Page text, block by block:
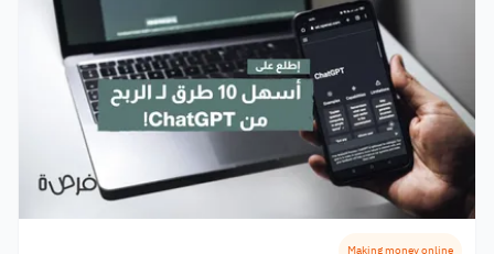
Making money online